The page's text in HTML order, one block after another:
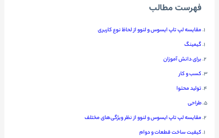
فهرست مطالب
مقایسه لپ تاپ ایسوس و لنوو از لحاظ نوع کاربری
گیمینگ
برای دانش آموزان
کسب و کار
تولید محتوا
طراحی
مقایسه لپ تاپ ایسوس و لنوو از نظر ویژگی‌های مختلف
کیفیت ساخت قطعات و دوام